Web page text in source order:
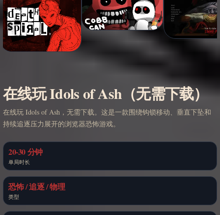
在线玩 Idols of Ash（无需下载）
在线玩 Idols of Ash，无需下载。这是一款围绕钩锁移动、垂直下坠和
持续追逐压力展开的浏览器恐怖游戏。
20-30 分钟
单局时长
恐怖 / 追逐 / 物理
类型